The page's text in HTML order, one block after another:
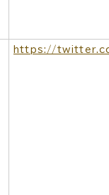
https://